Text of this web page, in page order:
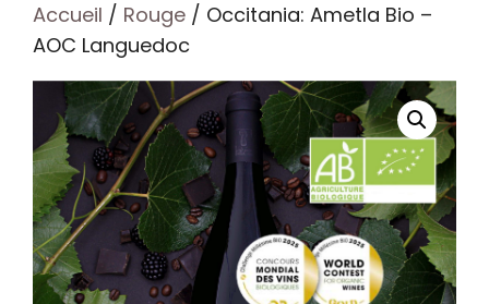
Accueil / Rouge / Occitania: Ametla Bio –
AOC Languedoc